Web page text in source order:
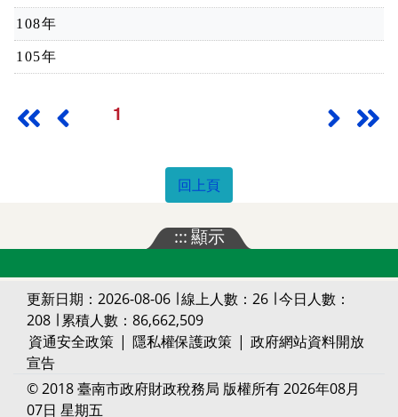
108年
105年
最前頁上一頁1 下一頁
回上頁
:::顯示
更新日期：2026-08-06 ∣ 線上人數：26 ∣ 今日人數：
208 ∣ 累積人數：86,662,509
資通安全政策 | 隱私權保護政策 | 政府網站資料開放
宣告
© 2018 臺南市政府財政稅務局 版權所有 2026年08月
07日 星期五